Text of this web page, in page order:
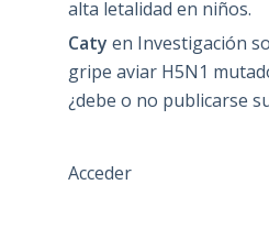
alta letalidad en niños.
Caty en Investigación
gripe aviar H5N1
¿debe o no publicarse
Acceder